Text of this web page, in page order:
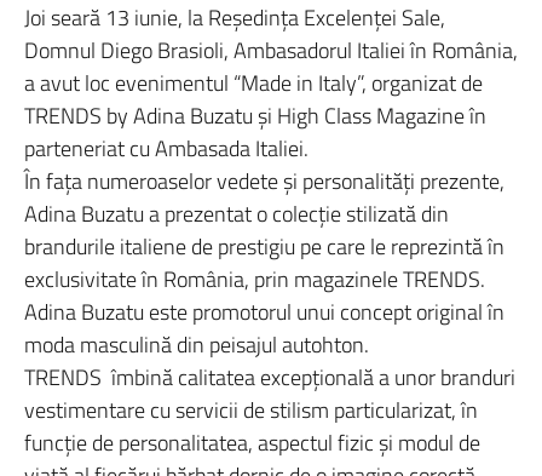
Joi seară 13 iunie, la Reşedinţa Excelenţei Sale,
Domnul Diego Brasioli, Ambasadorul Italiei în România,
a avut loc evenimentul “Made in Italy”, organizat de
TRENDS by Adina Buzatu şi High Class Magazine în
parteneriat cu Ambasada Italiei.
În faţa numeroaselor vedete şi personalităţi prezente,
Adina Buzatu a prezentat o colecţie stilizată din
brandurile italiene de prestigiu pe care le reprezintă în
exclusivitate în România, prin magazinele TRENDS.
Adina Buzatu este promotorul unui concept original în
moda masculină din peisajul autohton.
TRENDS îmbină calitatea excepţională a unor branduri
vestimentare cu servicii de stilism particularizat, în
funcţie de personalitatea, aspectul fizic şi modul de